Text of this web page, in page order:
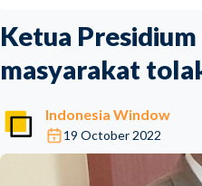
Ketua
masyarakat
Indonesia Window
19 October 2022